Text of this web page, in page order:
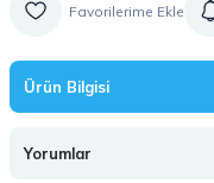
Ürün Bilgisi
Yorumlar